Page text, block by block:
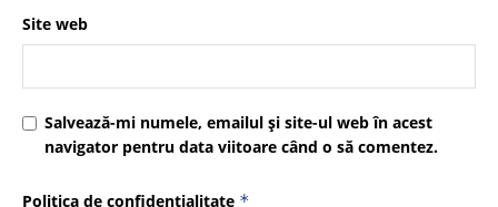
Site web
Salvează-mi numele, emailul și site-ul web în acest
navigator pentru data viitoare când o să comentez.
Politica de confidențialitate *